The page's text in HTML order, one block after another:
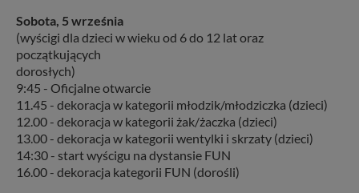
Sobota, 5 września
(wyścigi dla dzieci w wieku od 6 do 12 lat oraz
początkujących
dorosłych)
9:45 - Oficjalne otwarcie
11.45 - dekoracja w kategorii młodzik/młodziczka (dzieci)
12.00 - dekoracja w kategorii żak/żaczka (dzieci)
13.00 - dekoracja w kategorii wentylki i skrzaty (dzieci)
14:30 - start wyścigu na dystansie FUN
16.00 - dekoracja kategorii FUN (dorośli)